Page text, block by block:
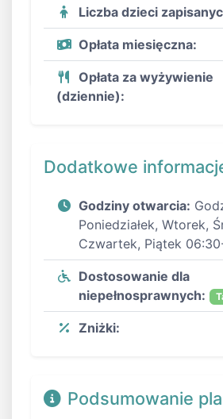
Liczba dzieci
Opłata miesięczna:
Opłata za wyżywienie
(dziennie):
Dodatkowe
Godziny otwarcia:
Poniedziałek, Wtorek,
Czwartek, Piątek
Dostosowanie dla
niepełnosprawnych:
Zniżki:
Podsumowanie